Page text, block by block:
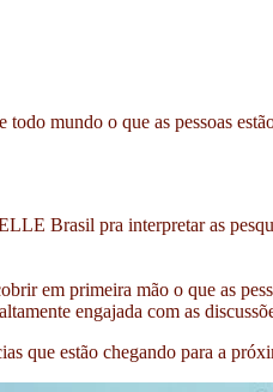
todo mundo o que as pessoas
Brasil pra interpretar as
em primeira mão o que as
engajada com as
que estão chegando para a